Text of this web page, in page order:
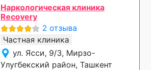
Наркологическая клиника
Recovery
2 отзыва
Частная клиника
ул. Ясси, 9/3, Мирзо-
Улугбекский район, Ташкент